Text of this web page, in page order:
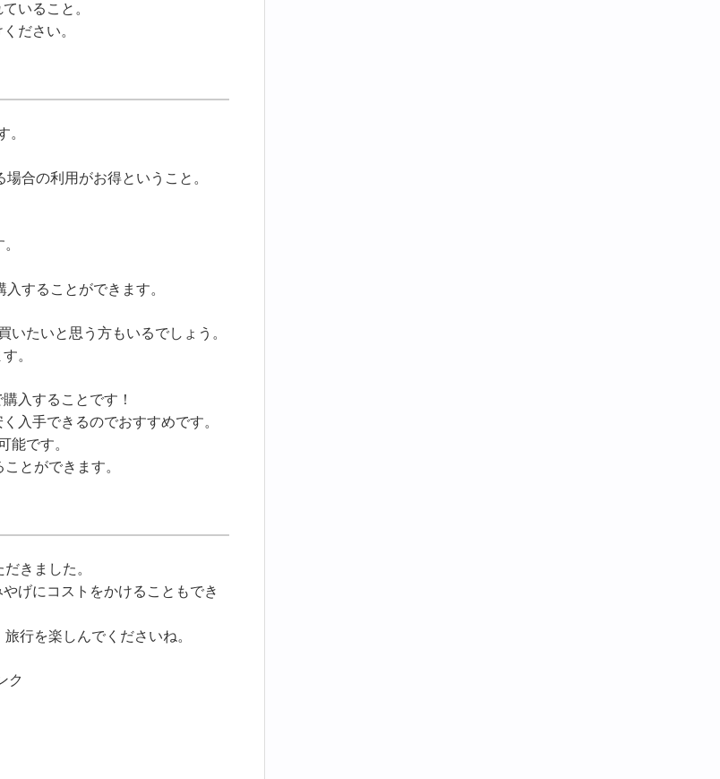
いること。
ださい。
。
合の利用がお得ということ。
することができます。
いたいと思う方もいるでしょう。
。
入することです！
入手できるのでおすすめです。
能です。
とができます。
きました。
げにコストをかけることもでき
行を楽しんでくださいね。
ク